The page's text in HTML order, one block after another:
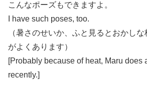
こんなポーズもできますよ。
I have such poses, too.
（暑さのせいか、ふと見るとおかし
がよくあります）
[Probably because of heat, Maru does
recently.]